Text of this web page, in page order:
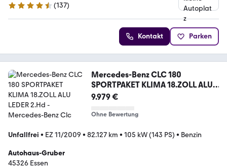
4.5 Sterne
(137)
Kontakt Parken
Mercedes-Benz CLC 180
SPORTPAKET KLIMA 18.ZOLL ALU
LEDER 2.Hd
9.979 €
Ohne Bewertung
Unfallfrei • EZ 11/2009 • 82.127 km • 105 kW (143 PS) • Benzin
Autohaus-Gruber
45326 Essen